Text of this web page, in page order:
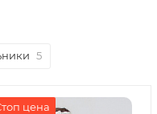
5
цена